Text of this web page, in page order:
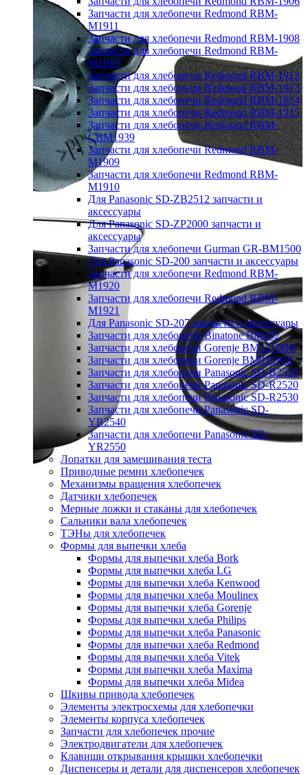
Запчасти для хлебопечи Redmond RBM-
M1911
Запчасти для хлебопечи Redmond RBM-1908
Запчасти для хлебопечи Redmond RBM-
M1919
Запчасти для хлебопечи Redmond RBM-1912
Запчасти для хлебопечи Redmond RBM-1913
Запчасти для хлебопечи Redmond RBM-1914
Запчасти для хлебопечи Redmond RBM-1915
Запчасти для хлебопечи Redmond RBM-
CBM1939
Запчасти для хлебопечи Redmond RBM-
M1909
Запчасти для хлебопечи Redmond RBM-
M1910
Для Panasonic SD-ZB2512 запчасти и
аксессуары
Для Panasonic SD-ZP2000 запчасти и
аксессуары
Запчасти для хлебопечи Gurman GR-BM1500
Для Panasonic SD-200 запчасти и аксессуары
Запчасти для хлебопечи Redmond RBM-
M1920
Запчасти для хлебопечи Redmond RBM-
M1921
Для Panasonic SD-207 запчасти и аксессуары
Запчасти для хлебопечи Binatone BM202
Запчасти для хлебопечи Gorenje BM1210BK
Запчасти для хлебопечи Gorenje BM910WII
Запчасти для хлебопечи Panasonic SD-B2510
Запчасти для хлебопечи Panasonic SD-R2520
Запчасти для хлебопечи Panasonic SD-R2530
Запчасти для хлебопечи Panasonic SD-
YR2540
Запчасти для хлебопечи Panasonic SD-
YR2550
Лопатки для замешивания теста
Приводные ремни хлебопечек
Механизмы вращения хлебопечек
Датчики хлебопечек
Мерные ложки и стаканы для хлебопечек
Сальники вала хлебопечек
ТЭНы для хлебопечек
Формы для выпечки хлеба
Формы для выпечки хлеба Bork
Формы для выпечки хлеба LG
Формы для выпечки хлеба Kenwood
Формы для выпечки хлеба Moulinex
Формы для выпечки хлеба Gorenje
Формы для выпечки хлеба Philips
Формы для выпечки хлеба Panasonic
Формы для выпечки хлеба Redmond
Формы для выпечки хлеба Vitek
Формы для выпечки хлеба Maxima
Формы для выпечки хлеба Midea
Шкивы привода хлебопечек
Элементы электросхемы для хлебопечки
Элементы корпуса хлебопечек
Запчасти для хлебопечек прочие
Электродвигатели для хлебопечек
Клавиши открывания крышки хлебопечки
Диспенсеры и детали для диспенсеров хлебопечек